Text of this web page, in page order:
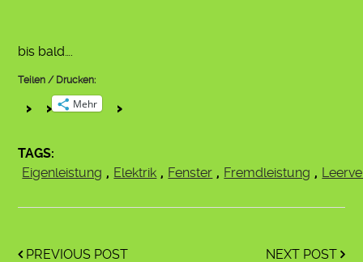
bis bald….
Teilen / Drucken:
Mehr
TAGS:
Eigenleistung , Elektrik , Fenster , Fremdleistung ,
PREVIOUS POST NEXT POST